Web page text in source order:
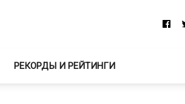
РЕКОРДЫ И РЕЙТИНГИ